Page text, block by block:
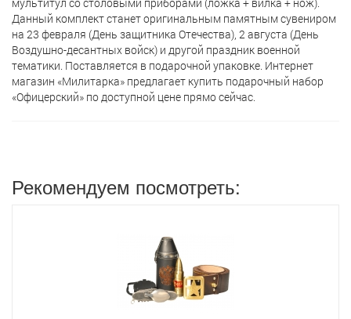
Данный комплект станет оригинальным памятным сувениром
на 23 февраля (День защитника Отечества), 2 августа (День
Воздушно-десантных войск) и другой праздник военной
тематики. Поставляется в подарочной упаковке. Интернет
магазин «Милитарка» предлагает кyпить подарочный набор
«Офицерский» по доступной цене прямо сейчас.
Рекомендуем посмотреть: